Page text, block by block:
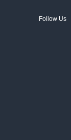
Follow Us